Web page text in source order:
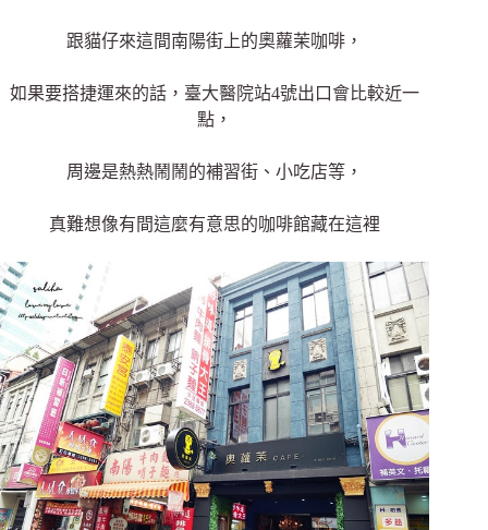
跟貓仔來這間南陽街上的奧蘿茉咖啡，
如果要搭捷運來的話，臺大醫院站4號出口會比較近一
點，
周邊是熱熱鬧鬧的補習街、小吃店等，
真難想像有間這麼有意思的咖啡館藏在這裡